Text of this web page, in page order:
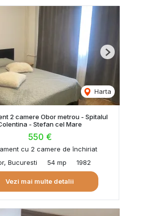
Harta
Next
2 camere Obor metrou - Spitalul
- Stefan cel Mare
550 €
cu 2 camere de închiriat
Bucuresti
54 mp 1982
Vezi mai multe detalii